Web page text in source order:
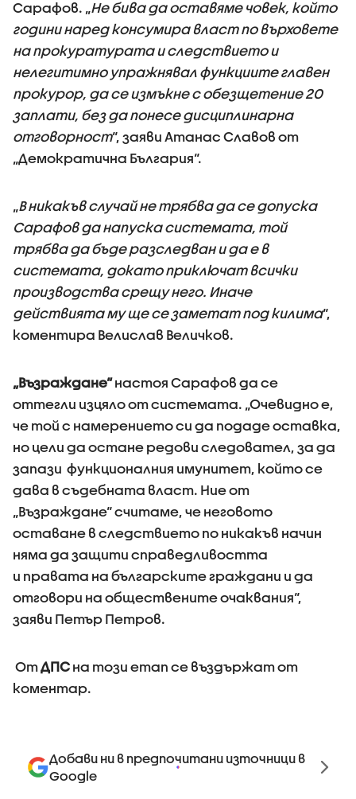
Сарафов. „Не бива да оставяме човек, който
години наред консумира власт по върховете
на прокуратурата и следствието и
нелегитимно упражнявал функциите главен
прокурор, да се измъкне с обезщетение 20
заплати, без да понесе дисциплинарна
отговорност“, заяви Атанас Славов от
„Демократична България“.
„В никакъв случай не трябва да се допуска
Сарафов да напуска системата, той
трябва да бъде разследван и да е в
системата, докато приключат всички
производства срещу него. Иначе
действията му ще се заметат под килима“,
коментира Велислав Величков.
„Възраждане“настоя Сарафов да се
оттегли изцяло от системата. „Очевидно е,
че той с намерението си да подаде оставка,
но цели да остане редови следовател, за да
запази функционалния имунитет, който се
дава в съдебната власт. Ние от
„Възраждане“ считаме, че неговото
оставане в следствието по никакъв начин
няма да защити справедливостта
и правата на българските граждани и да
отговори на обществените очаквания“,
заяви Петър Петров.
ОтДПС на този етап се въздържат от
коментар.
Добави ни в предпочитани източници в
Google